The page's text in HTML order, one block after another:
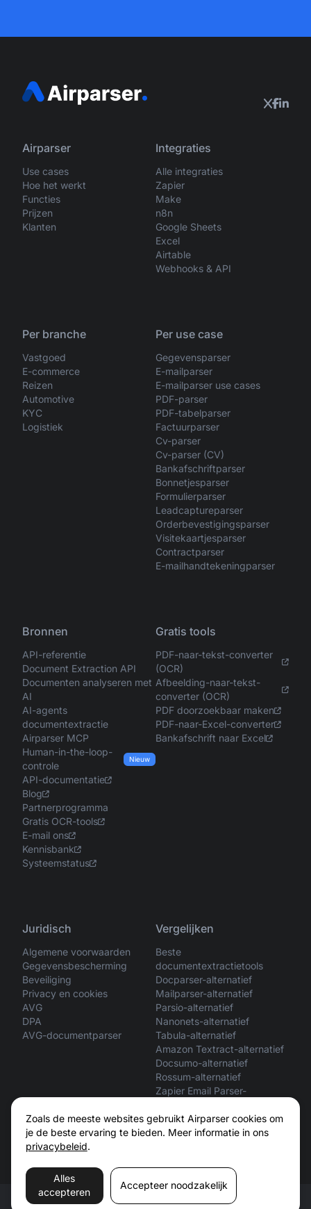
Zoals de meeste websites gebruikt Airparser cookies om
je de beste ervaring te bieden. Meer informatie in ons
privacybeleid.
Alles
accepteren
Accepteer noodzakelijk
Airparser
Use cases
Hoe het werkt
Functies
Prijzen
Klanten
Integraties
Alle integraties
Zapier
Make
n8n
Google Sheets
Excel
Airtable
Webhooks & API
Per branche
Vastgoed
E-commerce
Reizen
Automotive
KYC
Logistiek
Per use case
Gegevensparser
E-mailparser
E-mailparser use cases
PDF-parser
PDF-tabelparser
Factuurparser
Cv-parser
Cv-parser (CV)
Bankafschriftparser
Bonnetjesparser
Formulierparser
Leadcaptureparser
Orderbevestigingsparser
Visitekaartjesparser
Contractparser
E-mailhandtekeningparser
Bronnen
API-referentie
Document Extraction API
Documenten analyseren met
AI
AI-agents
documentextractie
Airparser MCP
Human-in-the-loop-
controle
Nieuw
API-documentatie
Blog
Partnerprogramma
Gratis OCR-tools
E-mail ons
Kennisbank
Systeemstatus
Gratis tools
PDF-naar-tekst-converter
(OCR)
Afbeelding-naar-tekst-
converter (OCR)
PDF doorzoekbaar maken
PDF-naar-Excel-converter
Bankafschrift naar Excel
Juridisch
Algemene voorwaarden
Gegevensbescherming
Beveiliging
Privacy en cookies
AVG
DPA
AVG-documentparser
Vergelijken
Beste
documentextractietools
Docparser-alternatief
Mailparser-alternatief
Parsio-alternatief
Nanonets-alternatief
Tabula-alternatief
Amazon Textract-alternatief
Docsumo-alternatief
Rossum-alternatief
Zapier Email Parser-
ChatGPT vs Airparser
Claude vs Airparser
© 2026 Airparser. Alle rechten voorbehouden.Voorwaarden